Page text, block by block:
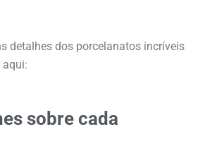
sobre cada
detalhes dos porcelanatos incríveis
aqui: